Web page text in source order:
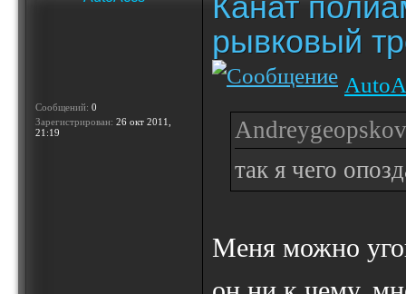
Сообщений: 0
Зарегистрирован: 26 окт 2011,
21:19
рывковый
так я чего
Меня можно